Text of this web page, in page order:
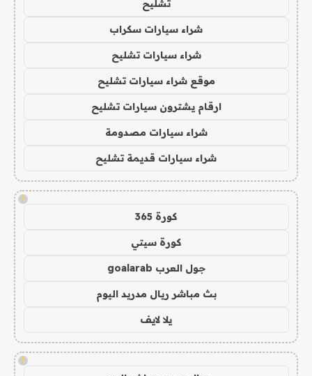
تشليح
شراء سيارات سكراب
شراء سيارات تشليح
موقع شراء سيارات تشليح
ارقام يشترون سيارات تشليح
شراء سيارات مصدومة
شراء سيارات قديمة تشليح
!
كورة 365
كورة سيتي
جول العرب goalarab
بث مباشر ريال مدريد اليوم
يلا لايف
!